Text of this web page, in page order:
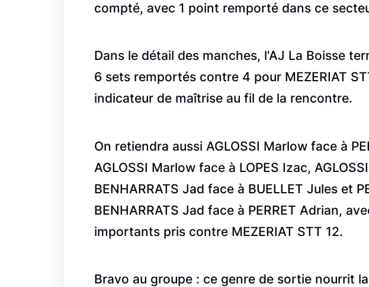
compté, avec 1 point remporté dans ce
Dans le détail des manches, l'AJ La Boisse
6 sets remportés contre 4 pour MEZERIAT
indicateur de maîtrise au fil de la rencontre.
On retiendra aussi AGLOSSI Marlow face à
AGLOSSI Marlow face à LOPES Izac,
BENHARRATS Jad face à BUELLET Jules et
BENHARRATS Jad face à PERRET Adrian,
importants pris contre MEZERIAT STT 12.
Bravo au groupe : ce genre de sortie nourrit